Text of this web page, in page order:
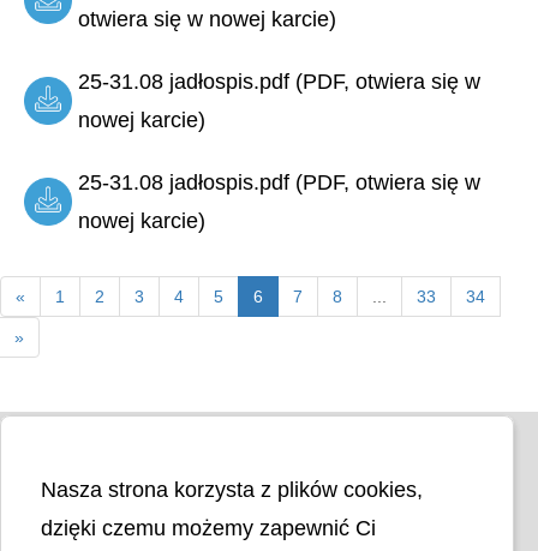
otwiera się w nowej karcie)
25-31.08 jadłospis.pdf (PDF, otwiera się w
nowej karcie)
25-31.08 jadłospis.pdf (PDF, otwiera się w
nowej karcie)
« 1 2 3 4 5 6 7 8 33 34
»
Nasza strona korzysta z plików cookies,
dzięki czemu możemy zapewnić Ci